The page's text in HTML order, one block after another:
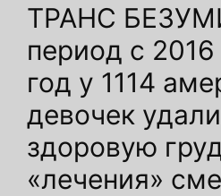
ТРАНС
период с
год у 1114
девочек
здоровую
«лечения»